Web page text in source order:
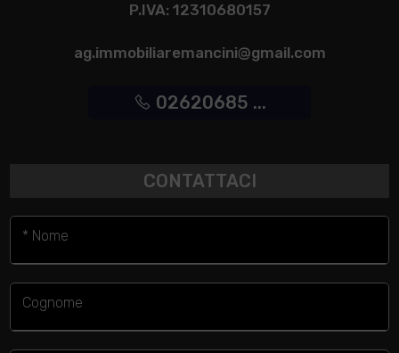
P.IVA: 12310680157
ag.immobiliaremancini@gmail.com
02620685 ...
CONTATTACI
* Nome
Cognome